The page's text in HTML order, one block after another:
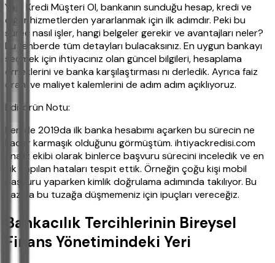
Yapı Kredi Müşteri Ol, bankanın sunduğu hesap, kredi ve
diğer hizmetlerden yararlanmak için ilk adımdır. Peki bu
süreç nasıl işler, hangi belgeler gerekir ve avantajları neler?
Bu rehberde tüm detayları bulacaksınız. En uygun bankayı
seçmek için ihtiyacınız olan güncel bilgileri, hesaplama
örneklerini ve banka karşılaştırması nı derledik. Ayrıca faiz
oranı ve maliyet kalemlerini de adım adım açıklıyoruz.
Editörün Notu:
Ben de 2019da ilk banka hesabımı açarken bu sürecin ne
kadar karmaşık olduğunu görmüştüm. ihtiyackredisi.com
analiz ekibi olarak binlerce başvuru sürecini inceledik ve en
sık yapılan hataları tespit ettik. Örneğin çoğu kişi mobil
başvuru yaparken kimlik doğrulama adımında takılıyor. Bu
yazıda bu tuzağa düşmemeniz için ipuçları vereceğiz.
Bankacılık Tercihlerinin Bireysel
Finans Yönetimindeki Yeri